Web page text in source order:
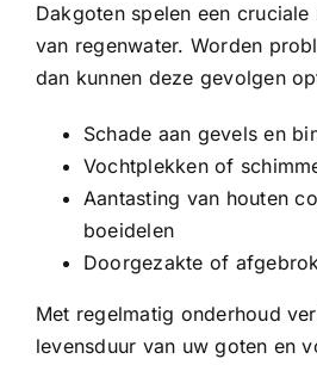
Dakgoten spelen een
van regenwater. Worden
dan kunnen deze gevolgen
Schade aan gevels en
Vochtplekken of
Aantasting van houten
boeidelen
Doorgezakte of
Met regelmatig onderhoud
levensduur van uw goten en